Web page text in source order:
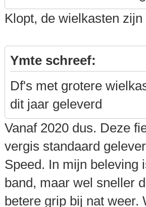
Klopt, de wielkasten
Ymte schreef:
Df's met grotere
dit jaar geleverd
Vanaf 2020 dus. Deze
vergis standaard
Speed. In mijn beleving
band, maar wel sneller
betere grip bij nat weer.